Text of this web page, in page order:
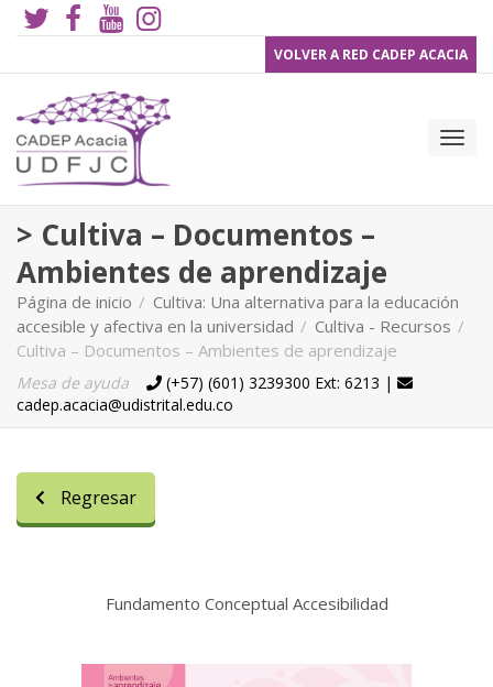
VOLVER A RED CADEP ACACIA
> Cultiva – Documentos –
Ambientes de aprendizaje
Página de inicio
Cultiva: Una alternativa para la educación
accesible y afectiva en la universidad
Cultiva - Recursos
Cultiva – Documentos – Ambientes de aprendizaje
Mesa de ayuda Teléfono
(+57) (601) 3239300 Ext: 6213 | Email
cadep.acacia@udistrital.edu.co
Regresar
Fundamento Conceptual Accesibilidad